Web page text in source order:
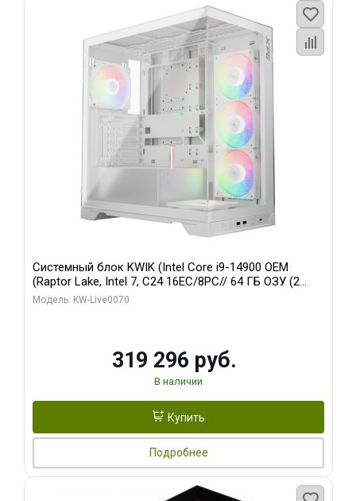
Системный блок KWIK (Intel Core i9-14900 OEM
(Raptor Lake, Intel 7, C24 16EC/8PC// 64 ГБ ОЗУ (2
модуля)/ Gigabyte RTX5080 XTREME WATERFORCE
Модель: KW-Live0070
319 296 руб.
В наличии
Купить
Подробнее